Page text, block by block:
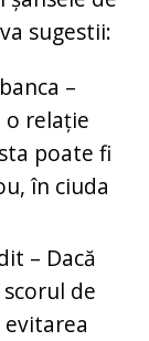
sugestii:
–
o relație
poate fi
în ciuda
– Dacă
de